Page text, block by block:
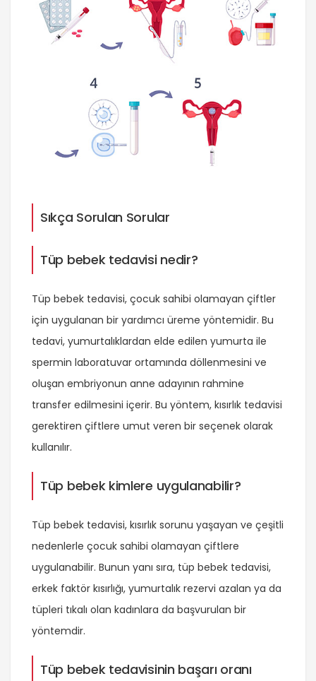
Sıkça Sorulan Sorular
Tüp bebek tedavisi nedir?
Tüp bebek tedavisi, çocuk sahibi olamayan çiftler
için uygulanan bir yardımcı üreme yöntemidir. Bu
tedavi, yumurtalıklardan elde edilen yumurta ile
spermin laboratuvar ortamında döllenmesini ve
oluşan embriyonun anne adayının rahmine
transfer edilmesini içerir. Bu yöntem, kısırlık tedavisi
gerektiren çiftlere umut veren bir seçenek olarak
kullanılır.
Tüp bebek kimlere uygulanabilir?
Tüp bebek tedavisi, kısırlık sorunu yaşayan ve çeşitli
nedenlerle çocuk sahibi olamayan çiftlere
uygulanabilir. Bunun yanı sıra, tüp bebek tedavisi,
erkek faktör kısırlığı, yumurtalık rezervi azalan ya da
tüpleri tıkalı olan kadınlara da başvurulan bir
yöntemdir.
Tüp bebek tedavisinin başarı oranı